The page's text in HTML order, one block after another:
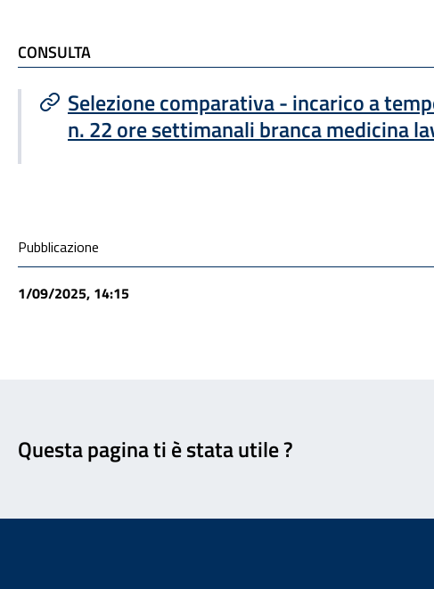
TI POTREBBE INTERESSARE
CONSULTA
Selezione comparativa - incarico a
n. 22 ore settimanali branca medicina
Condivisione social
Pubblicazione
1/09/2025, 14:15
Questa pagina ti è stata utile ?